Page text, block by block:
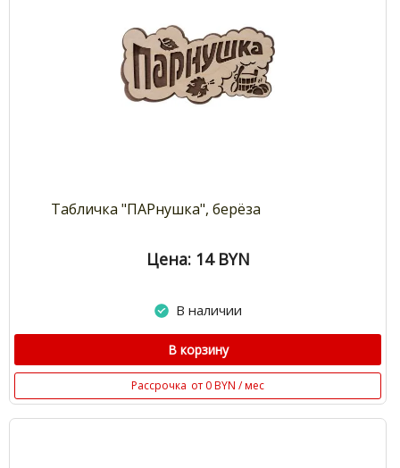
Табличка "ПАРнушка", берёза
Цена: 14 BYN
В наличии
В корзину
Рассрочка от 0 BYN / мес